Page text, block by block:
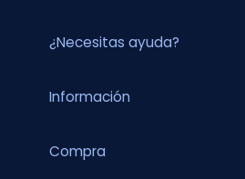
¿Necesitas ayuda?
Información
Compra